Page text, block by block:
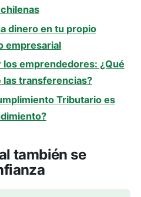
dinero en tu propio
empresarial
los emprendedores: ¿Qué
las transferencias?
Tributario es
también se